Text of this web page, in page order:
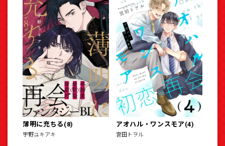
薄明に充ちる(8)
宇野ユキアキ
アオハル・ワンスモア(4)
宮田トヲル